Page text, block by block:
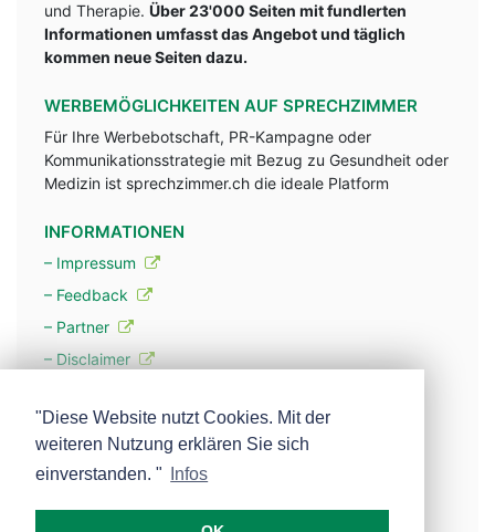
und Therapie. Über 23'000 Seiten mit fundlerten
Informationen umfasst das Angebot und täglich
kommen neue Seiten dazu.
WERBEMÖGLICHKEITEN AUF SPRECHZIMMER
Für Ihre Werbebotschaft, PR-Kampagne oder
Kommunikationsstrategie mit Bezug zu Gesundheit oder
Medizin ist sprechzimmer.ch die ideale Platform
INFORMATIONEN
– Impressum
– Feedback
– Partner
– Disclaimer
– Werbung
– Mehr über unsere Experten
"Diese Website nutzt Cookies. Mit der
weiteren Nutzung erklären Sie sich
einverstanden. "
Infos